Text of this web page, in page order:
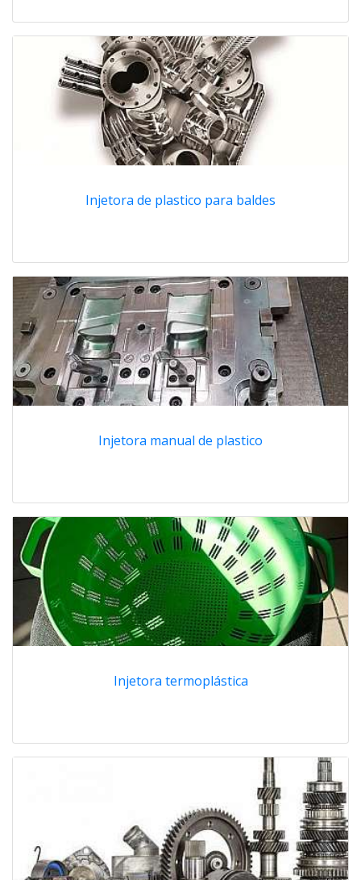
Injetora de plastico para baldes
Injetora manual de plastico
Injetora termoplástica